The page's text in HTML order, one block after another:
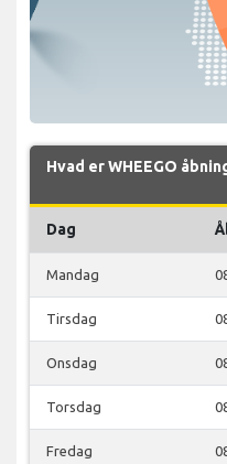
Hvad er WHEEGO
Dag
Mandag
Tirsdag
Onsdag
Torsdag
Fredag